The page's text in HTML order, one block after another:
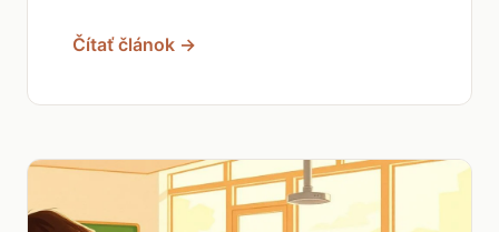
Čítať článok →